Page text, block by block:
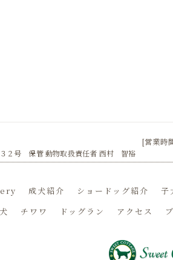
２号 保管 動物取扱責任者 西村 智裕
[営業時
成犬紹介 ショードッグ紹介 子
チワワ ドッグラン アクセス